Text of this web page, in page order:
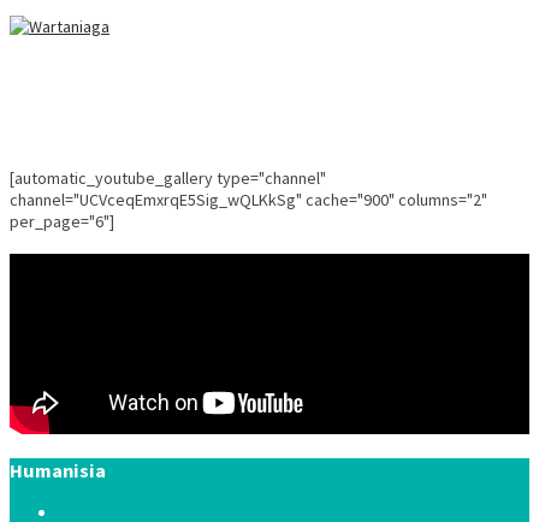
[automatic_youtube_gallery type="channel"
channel="UCVceqEmxrqE5Sig_wQLKkSg" cache="900" columns="2"
per_page="6"]
Humanisia